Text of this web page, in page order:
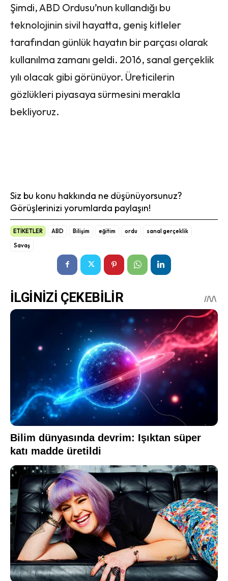
Şimdi, ABD Ordusu’nun kullandığı bu
teknolojinin sivil hayatta, geniş kitleler
tarafından günlük hayatın bir parçası olarak
kullanılma zamanı geldi. 2016, sanal gerçeklik
yılı olacak gibi görünüyor. Üreticilerin
gözlükleri piyasaya sürmesini merakla
bekliyoruz.
Siz bu konu hakkında ne düşünüyorsunuz?
Görüşlerinizi yorumlarda paylaşın!
ETİKETLER ABD Bilişim eğitim ordu
sanal gerçeklik
Savaş